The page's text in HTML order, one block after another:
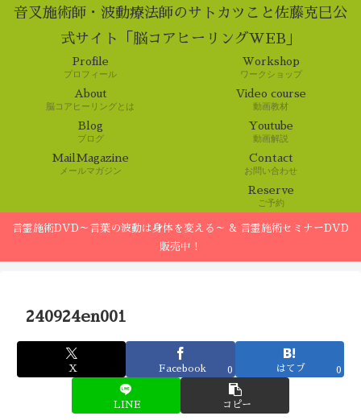
音叉施術師・波動療法師のサトカツこと佐藤克巳公
式サイト「脳コアヒーリングWEB」
Profile
プロフィール
Workshop
ワークショップ
About
脳コアヒーリングとは
Video course
動画教材
Blog
ブログ
Youtube
動画解説
MailMagazine
メールマガジン
Contact
お問い合わせ
Reserve
ご予約
言霊施術DVD～言葉の波動は身体を変える～ & 言霊施術セミナーDVD
販売中！
240924en001
X Facebook 0 はてブ 0
LINE コピー